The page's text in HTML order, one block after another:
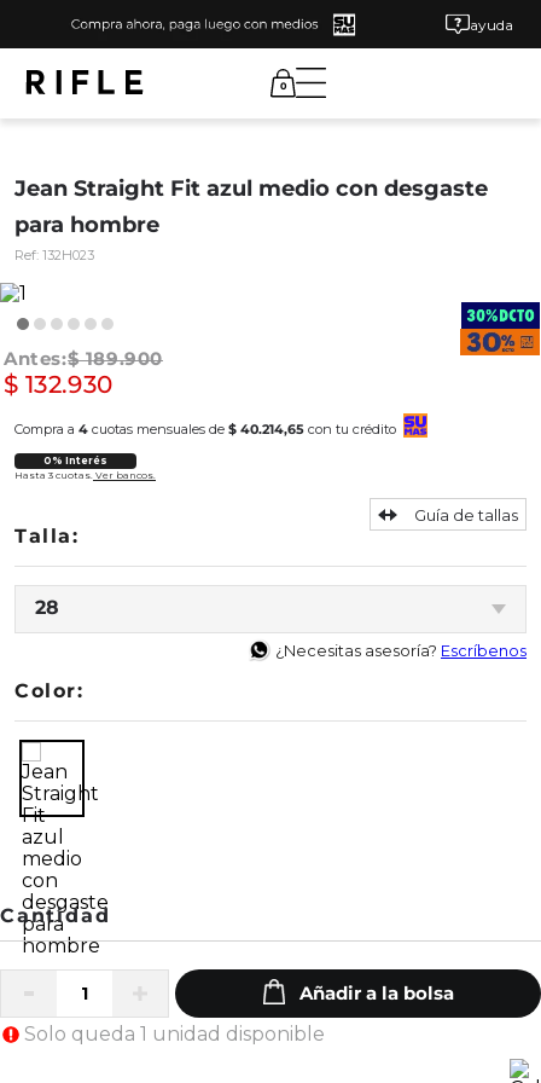
ayuda
0
Jean Straight Fit azul medio con desgaste
para hombre
Ref: 132H023
$ 189.900
$ 132.930
Compra a 4 cuotas mensuales de $ 40.214,65 con tu crédito
0% Interés
Hasta 3 cuotas. Ver bancos.
28
Guía de tallas
¿Necesitas asesoría? Escríbenos
Color:
Solo queda 1 unidad disponible